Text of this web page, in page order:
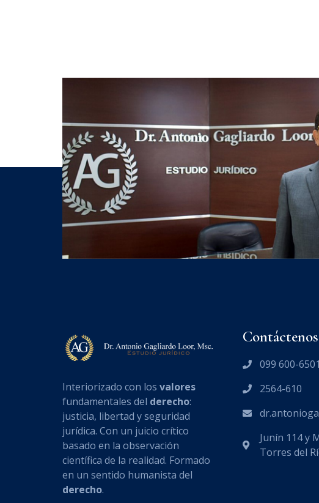
Interiorizado con los valores
fundamentales del derecho:
justicia, libertad y seguridad
jurídica. Con un juicio crítico
basado en la observación
científica de la realidad. Formado
en un sentido humanista del
derecho.
Contáctenos
099 600-6501
2564-610
Junín 114 y
Torres del